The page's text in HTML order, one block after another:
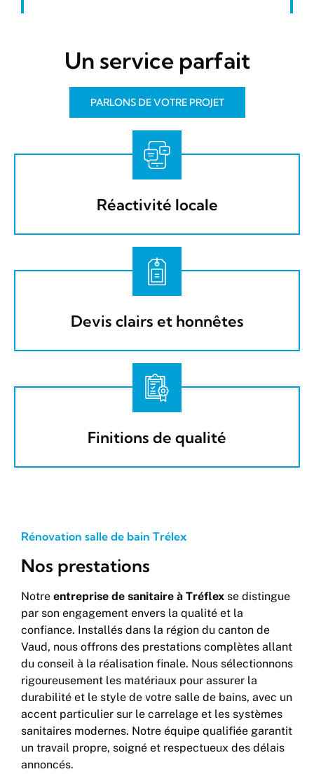
Un service parfait
PARLONS DE VOTRE PROJET
Réactivité locale​
Devis clairs et honnêtes​​
Finitions de qualité​
Rénovation salle de bain Trélex
Nos prestations
Notre entreprise de sanitaire à Tréflex se distingue
par son engagement envers la qualité et la
confiance. Installés dans la région du canton de
Vaud, nous offrons des prestations complètes allant
du conseil à la réalisation finale. Nous sélectionnons
rigoureusement les matériaux pour assurer la
durabilité et le style de votre salle de bains, avec un
accent particulier sur le carrelage et les systèmes
sanitaires modernes. Notre équipe qualifiée garantit
un travail propre, soigné et respectueux des délais
annoncés.